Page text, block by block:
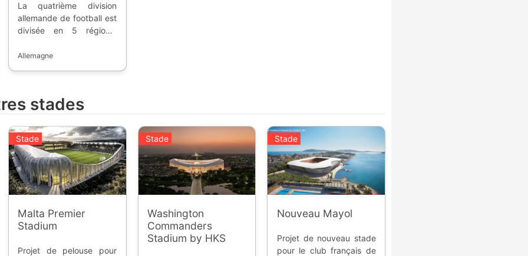
La quatrième division
allemande de football est
divisée en 5 régions.
Regionalliga Nord
Hamburg, Lower Saxony
et Schleswig-Holstein.
Allemagne
stades
Stade
Malta Premier
Stadium
Projet de pelouse pour
Stade
Washington
Commanders
Stadium by HKS
Stade
Nouveau Mayol
Projet de nouveau stade
pour le club français de